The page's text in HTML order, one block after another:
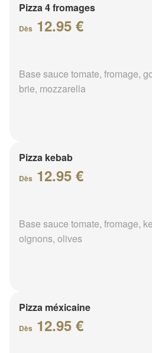
Pizza 4 fromages
Dès 12.95 €
Base sauce tomate, fromage,
brie, mozzarella
Pizza kebab
Dès 12.95 €
Base sauce tomate, fromage,
oignons, olives
Pizza méxicaine
Dès 12.95 €